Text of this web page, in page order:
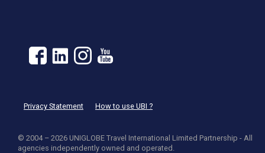
Privacy Statement How to use UBI ?
© 2004 – 2026 UNIGLOBE Travel International Limited Partnership - All
agencies independently owned and operated.